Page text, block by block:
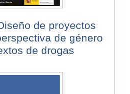
de proyectos
de género
de drogas